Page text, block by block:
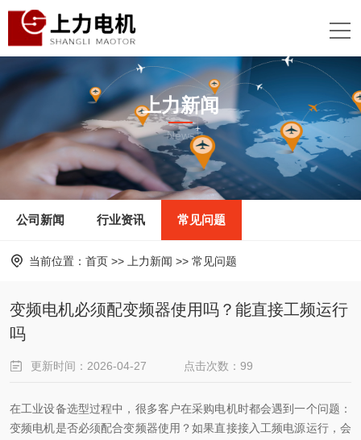
上力新闻
News
公司新闻 行业资讯 常见问题
当前位置： 首页 >> 上力新闻 >> 常见问题
变频电机必须配变频器使用吗？能直接工频运行
吗
更新时间：2026-04-27 点击次数：99
在工业设备选型过程中，很多客户在采购电机时都会遇到一个问题：
变频电机是否必须配合变频器使用？如果直接接入工频电源运行，会